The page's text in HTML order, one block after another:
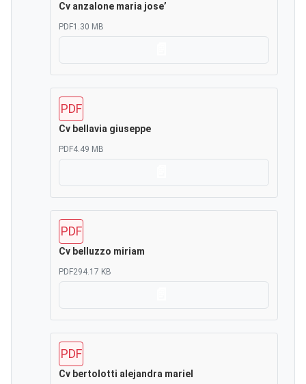
Cv anzalone maria jose’
PDF1.30 MB
PDF
Cv bellavia giuseppe
PDF4.49 MB
PDF
Cv belluzzo miriam
PDF294.17 KB
PDF
Cv bertolotti alejandra mariel